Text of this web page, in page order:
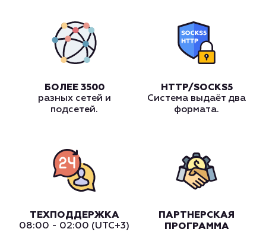
БОЛЕЕ 3500
разных сетей и
подсетей.
HTTP/SOCKS5
Система выдаёт два
формата.
ТЕХПОДДЕРЖКА
08:00 - 02:00 (UTC+3)
ПАРТНЕРСКАЯ
ПРОГРАММА